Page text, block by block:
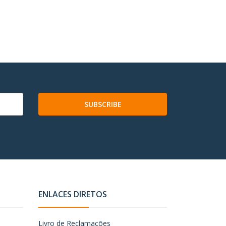
SUBSCRIBE
ENLACES DIRETOS
Livro de Reclamações